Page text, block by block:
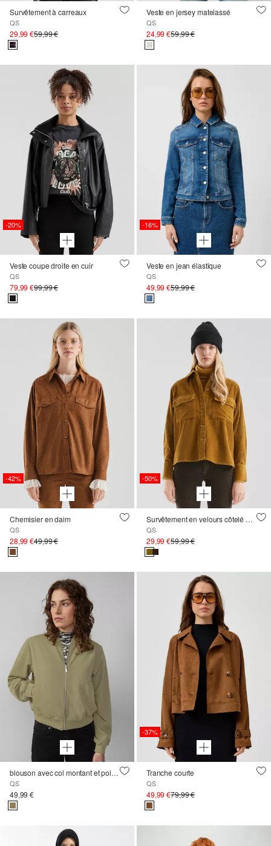
Survêtement à carreaux
QS
29,99 €59,99 €
Veste en jersey matelassé
QS
24,99 €59,99 €
-20%
Veste coupe droite en cuir
QS
79,99 €99,99 €
-16%
Veste en jean élastique
QS
49,99 €59,99 €
-42%
Chemisier en daim
QS
28,99 €49,99 €
-50%
Survêtement en velours côtelé avec poches poitrine
QS
29,99 €59,99 €
blouson avec col montant et poignets côtelés
QS
49,99 €
-37%
Tranche courte
QS
49,99 €79,99 €